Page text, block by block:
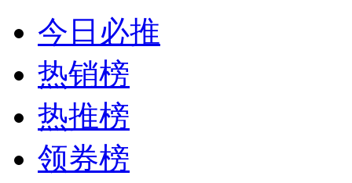
今日必推
热销榜
热推榜
领券榜